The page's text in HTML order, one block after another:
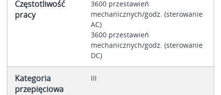
Częstotliwość
pracy
3600 przestawień
mechanicznych/godz. (sterowanie
AC)
3600 przestawień
mechanicznych/godz. (sterowanie
DC)
Kategoria
przepięciowa
III